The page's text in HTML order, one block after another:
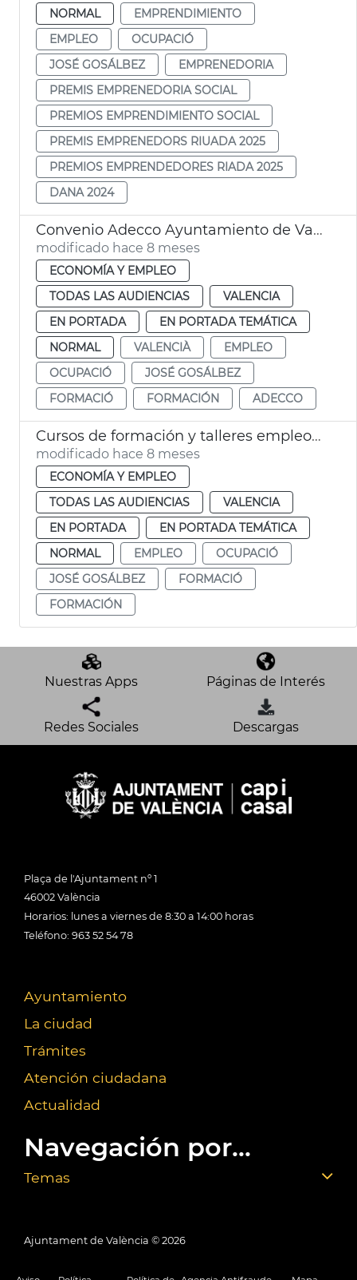
NORMAL
EMPRENDIMIENTO
EMPLEO
OCUPACIÓ
JOSÉ GOSÁLBEZ
EMPRENEDORIA
PREMIS EMPRENEDORIA SOCIAL
PREMIOS EMPRENDIMIENTO SOCIAL
PREMIS EMPRENEDORS RIUADA 2025
PREMIOS EMPRENDEDORES RIADA 2025
DANA 2024
Convenio Adecco Ayuntamiento de València
modificado hace 8 meses
ECONOMÍA Y EMPLEO
TODAS LAS AUDIENCIAS
VALENCIA
EN PORTADA
EN PORTADA TEMÁTICA
NORMAL
VALENCIÀ
EMPLEO
OCUPACIÓ
JOSÉ GOSÁLBEZ
FORMACIÓ
FORMACIÓN ADECCO
Cursos de formación y talleres empleo València
modificado hace 8 meses
ECONOMÍA Y EMPLEO
TODAS LAS AUDIENCIAS
VALENCIA
EN PORTADA
EN PORTADA TEMÁTICA
NORMAL
EMPLEO
OCUPACIÓ
JOSÉ GOSÁLBEZ
FORMACIÓ
FORMACIÓN
Nuestras Apps Páginas de Interés
Redes Sociales Descargas
Plaça de l'Ajuntament nº 1
46002 València
Horarios: lunes a viernes de 8:30 a 14:00 horas
Teléfono: 963 52 54 78
Ayuntamiento
La ciudad
Trámites
Atención ciudadana
Actualidad
Navegación por...
Temas
Ajuntament de València © 2026